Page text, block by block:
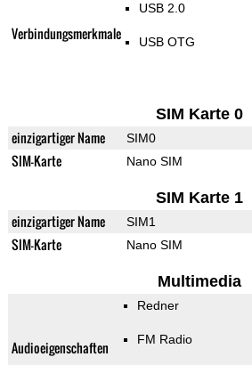
Verbindungsmerkmale
USB 2.0
USB OTG
SIM Karte 0
einzigartiger Name SIM0
SIM-Karte Nano SIM
SIM Karte 1
einzigartiger Name SIM1
SIM-Karte Nano SIM
Multimedia
Audioeigenschaften
Redner
FM Radio